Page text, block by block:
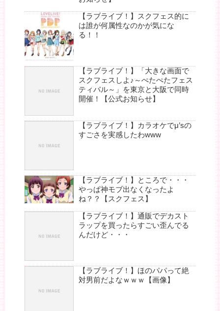
【ラブライブ！】スクフェス的に
は誰が何属性なのかが気にな
る！！
【ラブライブ！】「大きな画面で
スクフェスしよ♪～ぺたぺたフェス
ティバル～」を東京と大阪で同時
開催！【公式お知らせ】
【ラブライブ！】カラオケでμ’sの
すごさを実感したわwww
【ラブライブ！】ところで・・・
やっぱ神モブ出なくなったよ
ね？？【スクフェス】
【ラブライブ！】通販でデカスト
ラップを買ったらすごい歪んでる
んだけど・・・
【ラブライブ！】ほのパパって絶
対男前だよなｗｗｗ【画像】